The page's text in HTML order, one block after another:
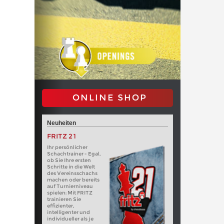
ONLINE SHOP
Neuheiten
FRITZ 21
Ihr persönlicher
Schachtrainer - Egal,
ob Sie Ihre ersten
Schritte in die Welt
des Vereinsschachs
machen oder bereits
auf Turnierniveau
spielen: Mit FRITZ
trainieren Sie
effizienter,
intelligenter und
individueller als je